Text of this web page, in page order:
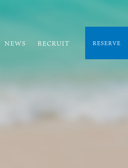
NEWS RECRUIT RESERVE